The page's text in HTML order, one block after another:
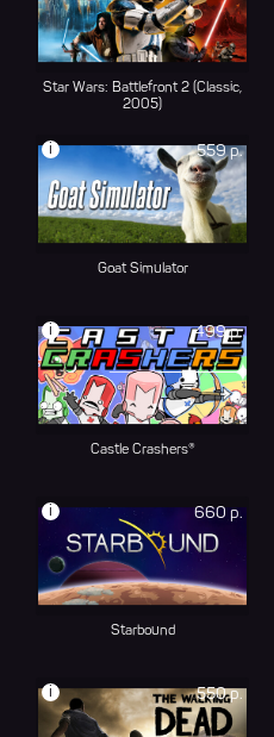
Star Wars: Battlefront 2 (Classic,
2005)
559 р.
i
Goat Simulator
499 р.
i
Castle Crashers®
660 р.
i
Starbound
550 р.
i